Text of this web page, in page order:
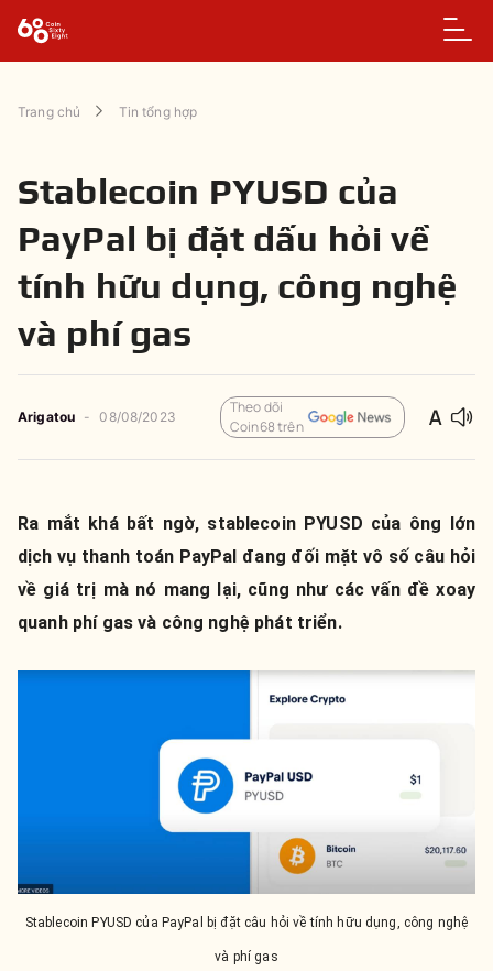
Trang chủ Tin tổng hợp
Stablecoin PYUSD của
PayPal bị đặt dấu hỏi về
tính hữu dụng, công nghệ
và phí gas
Arigatou - 08/08/2023
Theo dõi
Coin68 trên
Ra mắt khá bất ngờ, stablecoin PYUSD của ông lớn
dịch vụ thanh toán PayPal đang đối mặt vô số câu hỏi
về giá trị mà nó mang lại, cũng như các vấn đề xoay
quanh phí gas và công nghệ phát triển.
Stablecoin PYUSD của PayPal bị đặt câu hỏi về tính hữu dụng, công nghệ
và phí gas